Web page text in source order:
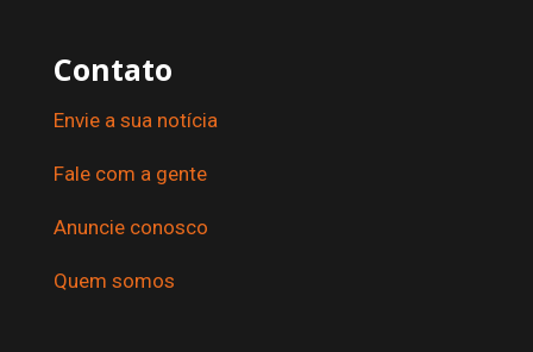
Contato
Envie a sua notícia
Fale com a gente
Anuncie conosco
Quem somos